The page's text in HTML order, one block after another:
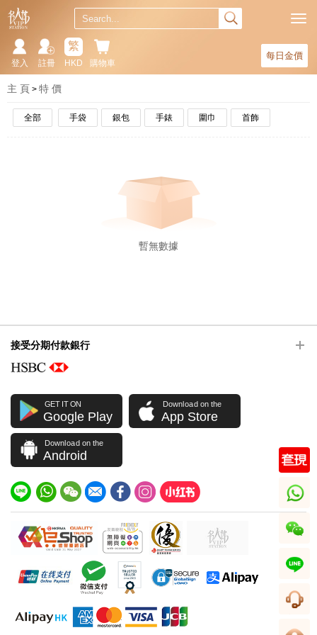
每日金價
購物車
繁
HKD
註冊
登入
主 頁 特 價
全部 手袋 銀包 手錶 圍巾 首飾
暫無數據
接受分期付款銀行
GET IT ON
Google Play
Download on the
App Store
Download on the
Android
whatsapp